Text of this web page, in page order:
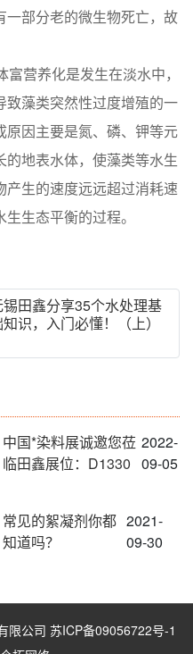
部分老的微生物死亡，故
富营养化是发生在淡水中，
致藻类突然性过度增殖的一
因主要是氮、磷、钾等元
地表水体，使藻类等水生
生的速度远远超过消耗速
生态平衡的过程。
锡田鑫分享35个水处理基
识，入门必懂！（上）
中国*染料展诚邀您莅
临田鑫展位：D1330
2022-
09-05
常见的絮凝剂你都
知道吗？
2021-
09-30
限公司 苏ICP备09056722号-1